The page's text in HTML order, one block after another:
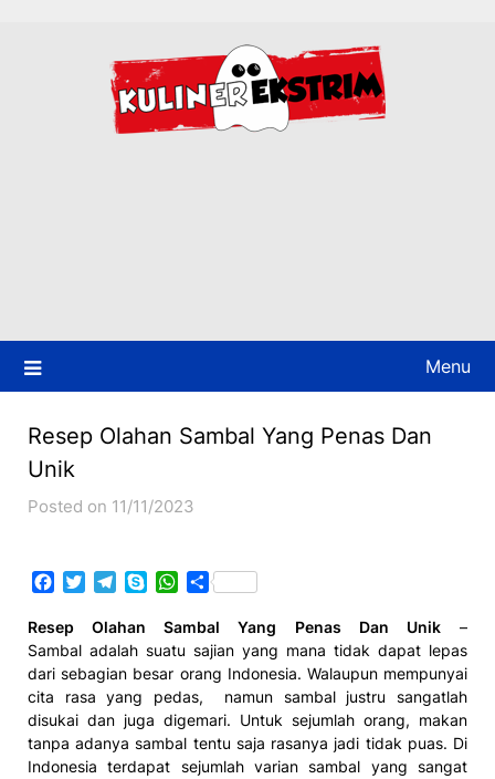
Menu
Resep Olahan Sambal Yang Penas Dan
Unik
Posted on 11/11/2023
Facebook
TwitterTelegram
SkypeWhatsApp
Share
Resep Olahan Sambal Yang Penas Dan Unik–
Sambal adalah suatu sajian yang mana tidak dapat lepas
dari sebagian besar orang Indonesia. Walaupun mempunyai
cita rasa yang pedas, namun sambal justru sangatlah
disukai dan juga digemari. Untuk sejumlah orang, makan
tanpa adanya sambal tentu saja rasanya jadi tidak puas. Di
Indonesia terdapat sejumlah varian sambal yang sangat